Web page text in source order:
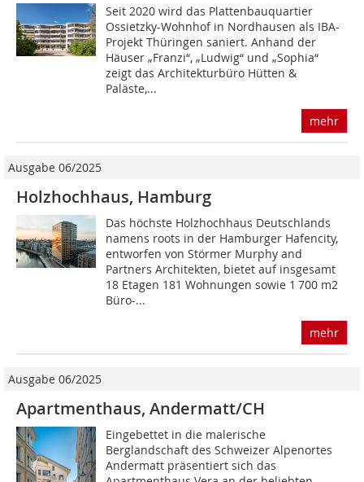
Seit 2020 wird das Plattenbauquartier
Ossietzky-Wohnhof in Nordhausen als IBA-
Projekt Thüringen saniert. Anhand der
Häuser „Franzi“, „Ludwig“ und „Sophia“
zeigt das Architekturbüro Hütten &
Paläste,...
mehr
Ausgabe 06/2025
Holzhochhaus, Hamburg
Das höchste Holzhochhaus Deutschlands
namens roots in der Hamburger Hafencity,
entworfen von Störmer Murphy and
Partners Architekten, bietet auf insgesamt
18 Etagen 181 Wohnungen sowie 1 700 m2
Büro-...
mehr
Ausgabe 06/2025
Apartmenthaus, Andermatt/CH
Eingebettet in die malerische
Berglandschaft des Schweizer Alpenortes
Andermatt präsentiert sich das